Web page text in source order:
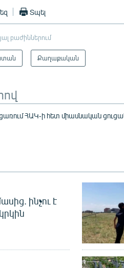
Տպել
բաժիններում
Քաղաքական
ՀԱԿ-ի հետ միասնական
ինչու է